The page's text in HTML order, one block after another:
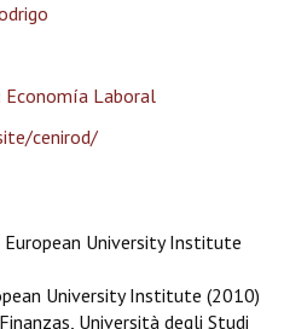
Economía Laboral
cenirod/
University Institute
University Institute (2010)
Università degli Studi